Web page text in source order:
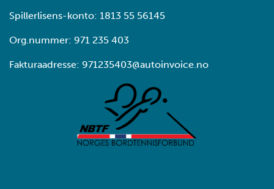
Spillerlisens-konto: 1813 55 56145
Org.nummer: 971 235 403
Fakturaadresse: 971235403@autoinvoice.no